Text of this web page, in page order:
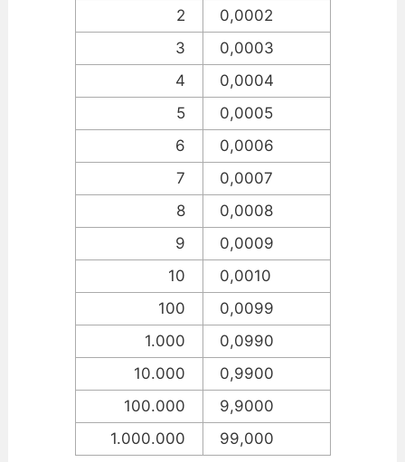
2
0,0002
3
0,0003
4
0,0004
5
0,0005
6
0,0006
7
0,0007
8
0,0008
9
0,0009
10
0,0010
100
0,0099
1.000
0,0990
10.000
0,9900
100.000
9,9000
1.000.000
99,000